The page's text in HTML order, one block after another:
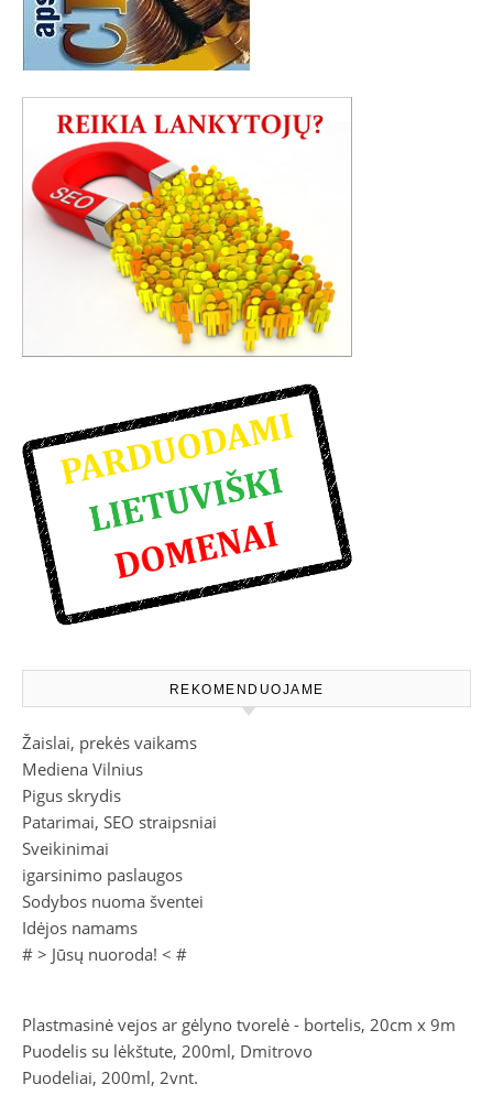
REKOMENDUOJAME
Žaislai, prekės vaikams
Mediena Vilnius
Pigus skrydis
Patarimai, SEO straipsniai
Sveikinimai
igarsinimo paslaugos
Sodybos nuoma šventei
Idėjos namams
# > Jūsų nuoroda! < #
Plastmasinė vejos ar gėlyno tvorelė - bortelis, 20cm x 9m
Puodelis su lėkštute, 200ml, Dmitrovo
Puodeliai, 200ml, 2vnt.